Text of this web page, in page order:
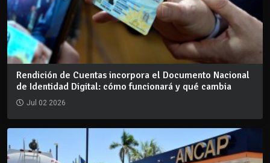
Rendición de Cuentas incorpora el Documento Nacional
de Identidad Digital: cómo funcionará y qué cambia
Jul 02 2026